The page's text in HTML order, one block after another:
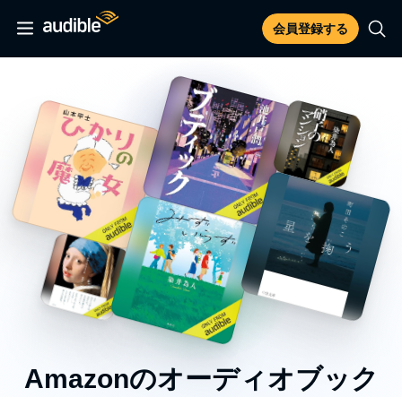
会員登録する
Amazonのオーディオブック